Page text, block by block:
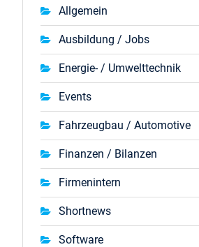
Allgemein
Ausbildung / Jobs
Energie- / Umwelttechnik
Events
Fahrzeugbau / Automotive
Finanzen / Bilanzen
Firmenintern
Shortnews
Software